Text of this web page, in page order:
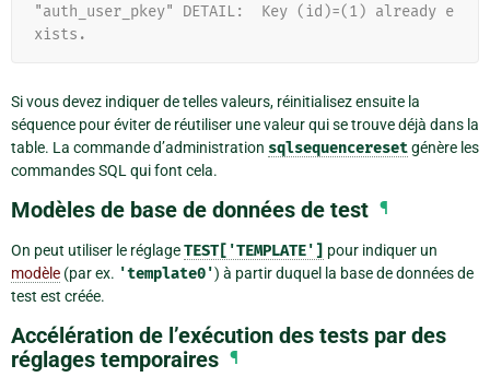
"auth_user_pkey" DETAIL:  Key (id)=(1) already e
xists.
Si vous devez indiquer de telles valeurs, réinitialisez ensuite la
séquence pour éviter de réutiliser une valeur qui se trouve déjà dans la
table. La commande d’administration sqlsequenceresetgénère les
commandes SQL qui font cela.
Modèles de base de données de test ¶
On peut utiliser le réglageTEST['TEMPLATE'] pour indiquer un
modèle (par ex. 'template0') à partir duquel la base de données de
test est créée.
Accélération de l’exécution des tests par des
réglages temporaires ¶